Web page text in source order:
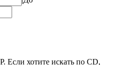
Если хотите искать по CD,